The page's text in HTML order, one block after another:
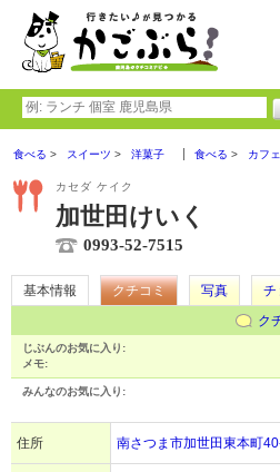
食べる スイーツ 洋菓子 食べる カフ
カセダ ケイク
加世田けいく
0993-52-7515
基本情報 クチコミ 写真
チ
ク
じぶんのお気に入り:
メモ:
みんなのお気に入り:
住所 南さつま市加世田東本町